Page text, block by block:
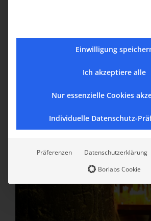
Einwilligung
Ich akzeptiere alle
Nur essenzielle Cookies
Individuelle Datenschutz-
Präferenzen Datenschutzerklärung
Borlabs Cookie